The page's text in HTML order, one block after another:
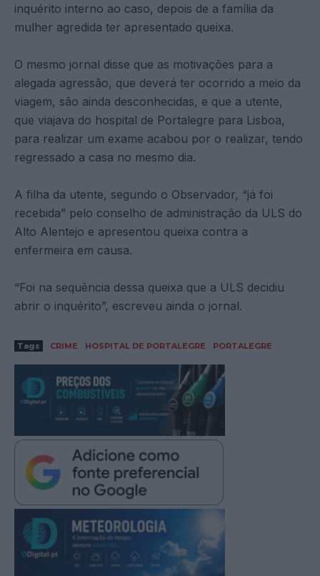
inquérito interno ao caso, depois de a família da
mulher agredida ter apresentado queixa.
O mesmo jornal disse que as motivações para a
alegada agressão, que deverá ter ocorrido a meio da
viagem, são ainda desconhecidas, e que a utente,
que viajava do hospital de Portalegre para Lisboa,
para realizar um exame acabou por o realizar, tendo
regressado a casa no mesmo dia.
A filha da utente, segundo o Observador, “já foi
recebida” pelo conselho de administração da ULS do
Alto Alentejo e apresentou queixa contra a
enfermeira em causa.
“Foi na sequência dessa queixa que a ULS decidiu
abrir o inquérito”, escreveu ainda o jornal.
Tags CRIME HOSPITAL DE PORTALEGRE PORTALEGRE